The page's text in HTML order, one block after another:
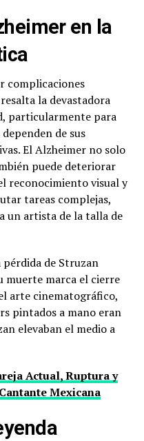
en la
complicaciones
la devastadora
particularmente para
de sus
El Alzheimer no solo
puede deteriorar
reconocimiento visual y
tareas complejas,
un artista de la talla de
de Struzan
muerte marca el cierre
arte cinematográfico,
pintados a mano eran
elevaban el medio a
Actual, Ruptura y
Mexicana